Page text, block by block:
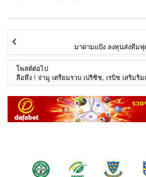
มาดามแป้ง ลงทุนส่งทีม
โพสต์ต่อไป
ลือหึ่ง ! จ่ามู เตรียมรวบ เปริซิช, เรบิช เสริมริม